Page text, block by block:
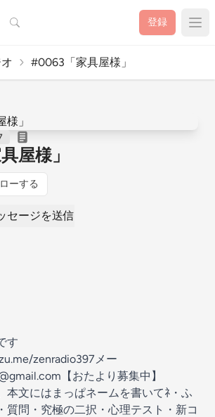
検索 登録
#0063「家具屋様」
屋様」
ーする
セージを送信
す
zenradio397メー
【おたより募集中】
本文にはまっぱネームを書いてﾈ・ふ
質問・究極の二択・心理テスト・新コ